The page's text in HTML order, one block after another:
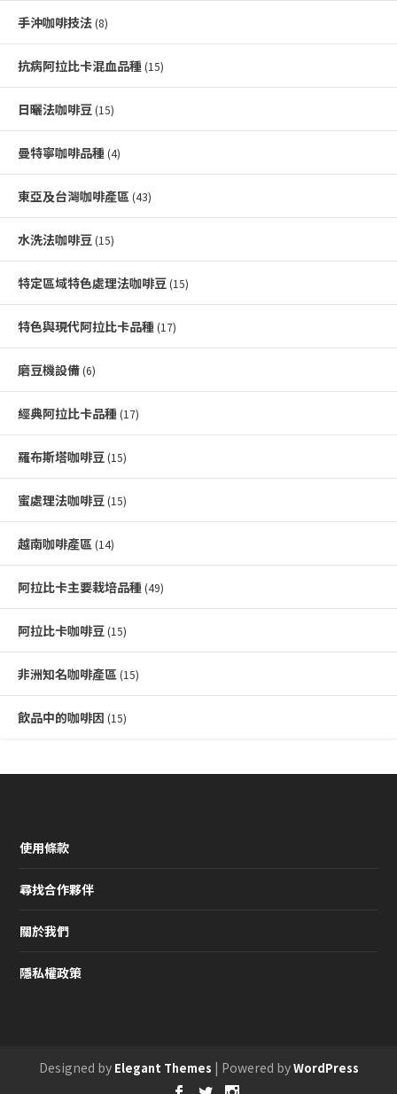
手沖咖啡技法 (8)
抗病阿拉比卡混血品種 (15)
日曬法咖啡豆 (15)
曼特寧咖啡品種 (4)
東亞及台灣咖啡產區 (43)
水洗法咖啡豆 (15)
特定區域特色處理法咖啡豆 (15)
特色與現代阿拉比卡品種 (17)
磨豆機設備 (6)
經典阿拉比卡品種 (17)
羅布斯塔咖啡豆 (15)
蜜處理法咖啡豆 (15)
越南咖啡產區 (14)
阿拉比卡主要栽培品種 (49)
阿拉比卡咖啡豆 (15)
非洲知名咖啡產區 (15)
飲品中的咖啡因 (15)
使用條款
尋找合作夥伴
關於我們
隱私權政策
Designed by Elegant Themes | Powered byWordPress